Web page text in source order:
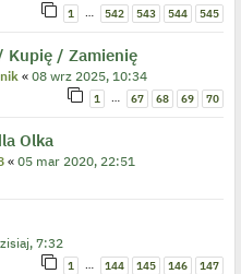
1 … 542 543 544 545
Kupię / Zamienię
« 08 wrz 2025, 10:34
1 … 67 68 69 70
Olka
« 05 mar 2020, 22:51
7:32
1 … 144 145 146 147